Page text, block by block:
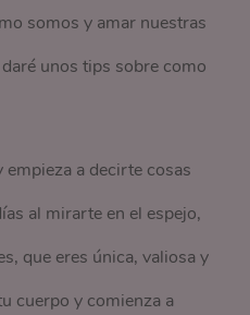
somos y amar nuestras
unos tips sobre como
a decirte cosas
al mirarte en el espejo,
que eres única, valiosa y
cuerpo y comienza a